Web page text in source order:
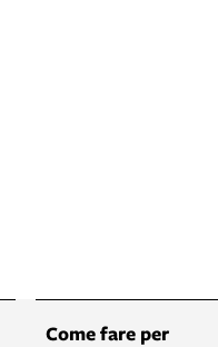
Come fare per